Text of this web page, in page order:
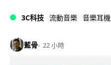
3C科技 流動音樂 音樂耳機
藍骨 22 小時